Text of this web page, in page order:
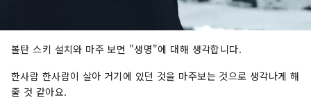
볼탄 스키 설치와 마주 보면 "생명"에 대해 생각합니다.
한사람 한사람이 살아 거기에 있던 것을 마주보는 것으로 생각나게 해
줄 것 같아요.